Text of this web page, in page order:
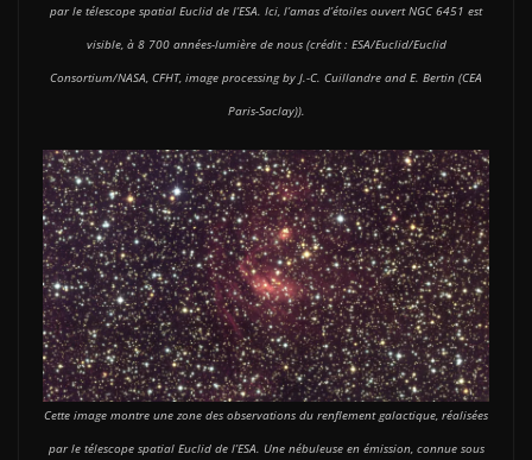
par le télescope spatial Euclid de l’ESA. Ici, l’amas d’étoiles ouvert NGC 6451 est
visible, à 8 700 années-lumière de nous (crédit : ESA/Euclid/Euclid
Consortium/NASA, CFHT, image processing by J.-C. Cuillandre and E. Bertin (CEA
Paris-Saclay)).
Cette image montre une zone des observations du renflement galactique, réalisées
par le télescope spatial Euclid de l’ESA. Une nébuleuse en émission, connue sous